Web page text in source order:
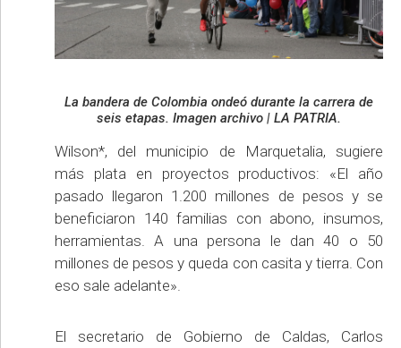
La bandera de Colombia ondeó durante la carrera de
seis etapas. Imagen archivo | LA PATRIA.
Wilson*, del municipio de Marquetalia, sugiere
más plata en proyectos productivos: «El año
pasado llegaron 1.200 millones de pesos y se
beneficiaron 140 familias con abono, insumos,
herramientas. A una persona le dan 40 o 50
millones de pesos y queda con casita y tierra. Con
eso sale adelante».
El secretario de Gobierno de Caldas, Carlos